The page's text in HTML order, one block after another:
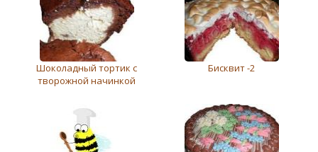
Шоколадный тортик с
творожной начинкой
Бисквит -2